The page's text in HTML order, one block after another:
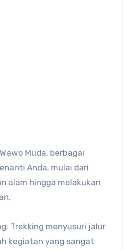
Muda, berbagai
Anda, mulai dari
alam hingga melakukan
Trekking menyusuri jalur
kegiatan yang sangat